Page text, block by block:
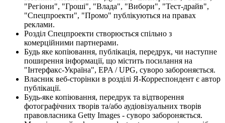
"Регіони", "Гроші", "Влада", "Вибори", "Тест-драйв",
"Спецпроекти", "Промо" публікуються на правах
реклами.
Розділ Спецпроекти створюється спільно з
комерційними партнерами.
Будь яке копіювання, публікація, передрук, чи наступне
поширення інформації, що містить посилання на
"Інтерфакс-Україна", EPA / UPG, суворо забороняється.
Власник веб-сторінки в розділі Я-Корреспондент є автор
публікації.
Будь-яке копіювання, передрук та відтворення
фотографічних творів та/або аудіовізуальних творів
правовласника Getty Images - суворо забороняється.